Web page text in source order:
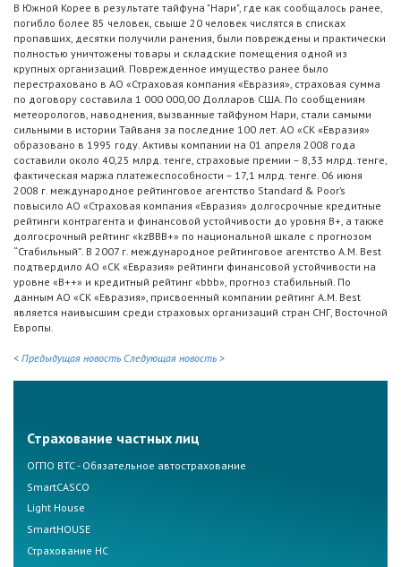
В Южной Корее в результате тайфуна "Нари", где как сообщалось ранее,
погибло более 85 человек, свыше 20 человек числятся в списках
пропавших, десятки получили ранения, были повреждены и практически
полностью уничтожены товары и складские помещения одной из
крупных организаций. Поврежденное имущество ранее было
перестраховано в АО «Страховая компания «Евразия», страховая сумма
по договору составила 1 000 000,00 Долларов США. По сообщениям
метеорологов, наводнения, вызванные тайфуном Нари, стали самыми
сильными в истории Тайваня за последние 100 лет. АО «СК «Евразия»
образовано в 1995 году. Активы компании на 01 апреля 2008 года
составили около 40,25 млрд. тенге, страховые премии – 8,33 млрд. тенге,
фактическая маржа платежеспособности – 17,1 млрд. тенге. 06 июня
2008 г. международное рейтинговое агентство Standard & Poor’s
повысило АО «Страховая компания «Евразия» долгосрочные кредитные
рейтинги контрагента и финансовой устойчивости до уровня B+, а также
долгосрочный рейтинг «kzBBB+» по национальной шкале c прогнозом
“Стабильный”. В 2007 г. международное рейтинговое агентство A.M. Best
подтвердило АО «СК «Евразия» рейтинги финансовой устойчивости на
уровне «B++» и кредитный рейтинг «bbb», прогноз стабильный. По
данным АО «СК «Евразия», присвоенный компании рейтинг A.M. Best
является наивысшим среди страховых организаций стран СНГ, Восточной
Европы.
< Предыдущая новость Следующая новость >
Страхование частных лиц
ОГПО ВТС - Обязательное автострахование
SmartCASCO
Light House
SmartHOUSE
Страхование НС